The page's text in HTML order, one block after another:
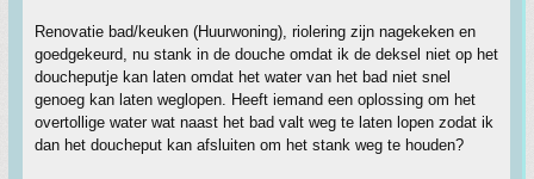
Renovatie bad/keuken (Huurwoning), riolering zijn nagekeken en
goedgekeurd, nu stank in de douche omdat ik de deksel niet op het
doucheputje kan laten omdat het water van het bad niet snel
genoeg kan laten weglopen. Heeft iemand een oplossing om het
overtollige water wat naast het bad valt weg te laten lopen zodat ik
dan het doucheput kan afsluiten om het stank weg te houden?